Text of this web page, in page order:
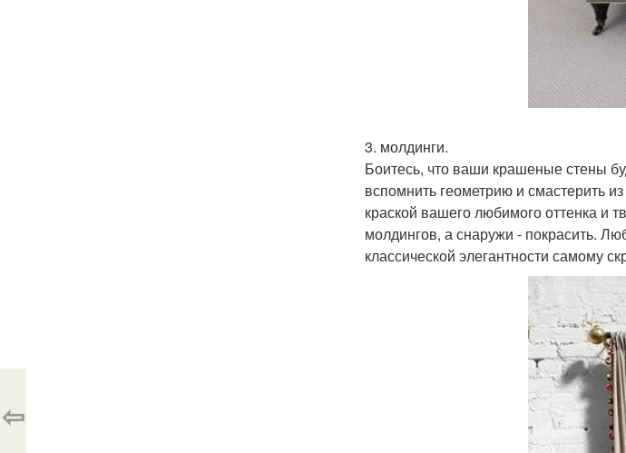
3. молдинги.
Боитесь, что ваши крашеные стены
вспомнить геометрию и смастерить
краской вашего любимого оттенка и
молдингов, а снаружи - покрасить.
классической элегантности самому
⇦